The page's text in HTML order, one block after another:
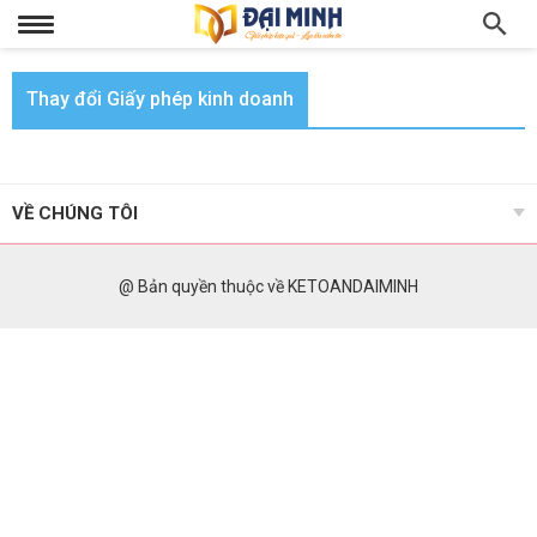
Thay đổi Giấy phép kinh doanh
VỀ CHÚNG TÔI
@ Bản quyền thuộc về KETOANDAIMINH